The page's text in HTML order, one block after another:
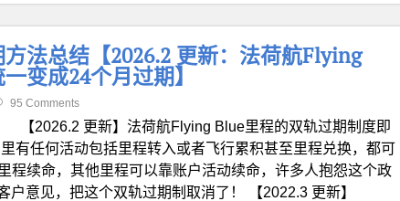
法总结【2026.2 更新：法荷航Flying
变成24个月过期】
95 Comments
【2026.2 更新】法荷航Flying Blue里程的双轨过期制度即
有任何活动包括里程转入或者飞行累积甚至里程兑换，都可
程续命，其他里程可以靠账户活动续命，许多人抱怨这个政
意见，把这个双轨过期制取消了！ 【2022.3 更新】